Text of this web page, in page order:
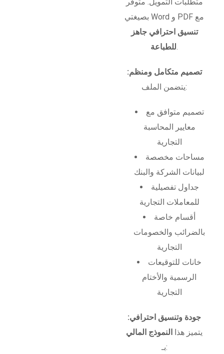
بصيغتي Word و PDF مع
تنسيق احترافي جاهز
للطباعة.
تصميم متكامل ومنظم:
يتضمن الملف:
تصميم متوافق مع
معايير المحاسبة
التجارية
مساحات مخصصة
لبيانات الشركة والبنك
جداول تفصيلية
للمعاملات التجارية
أقسام خاصة
بالضرائب والخصومات
التجارية
خانات للتوقيعات
الرسمية والأختام
التجارية
جودة وتنسيق احترافي:
يتميز هذا
النموذج المالي
بـ: